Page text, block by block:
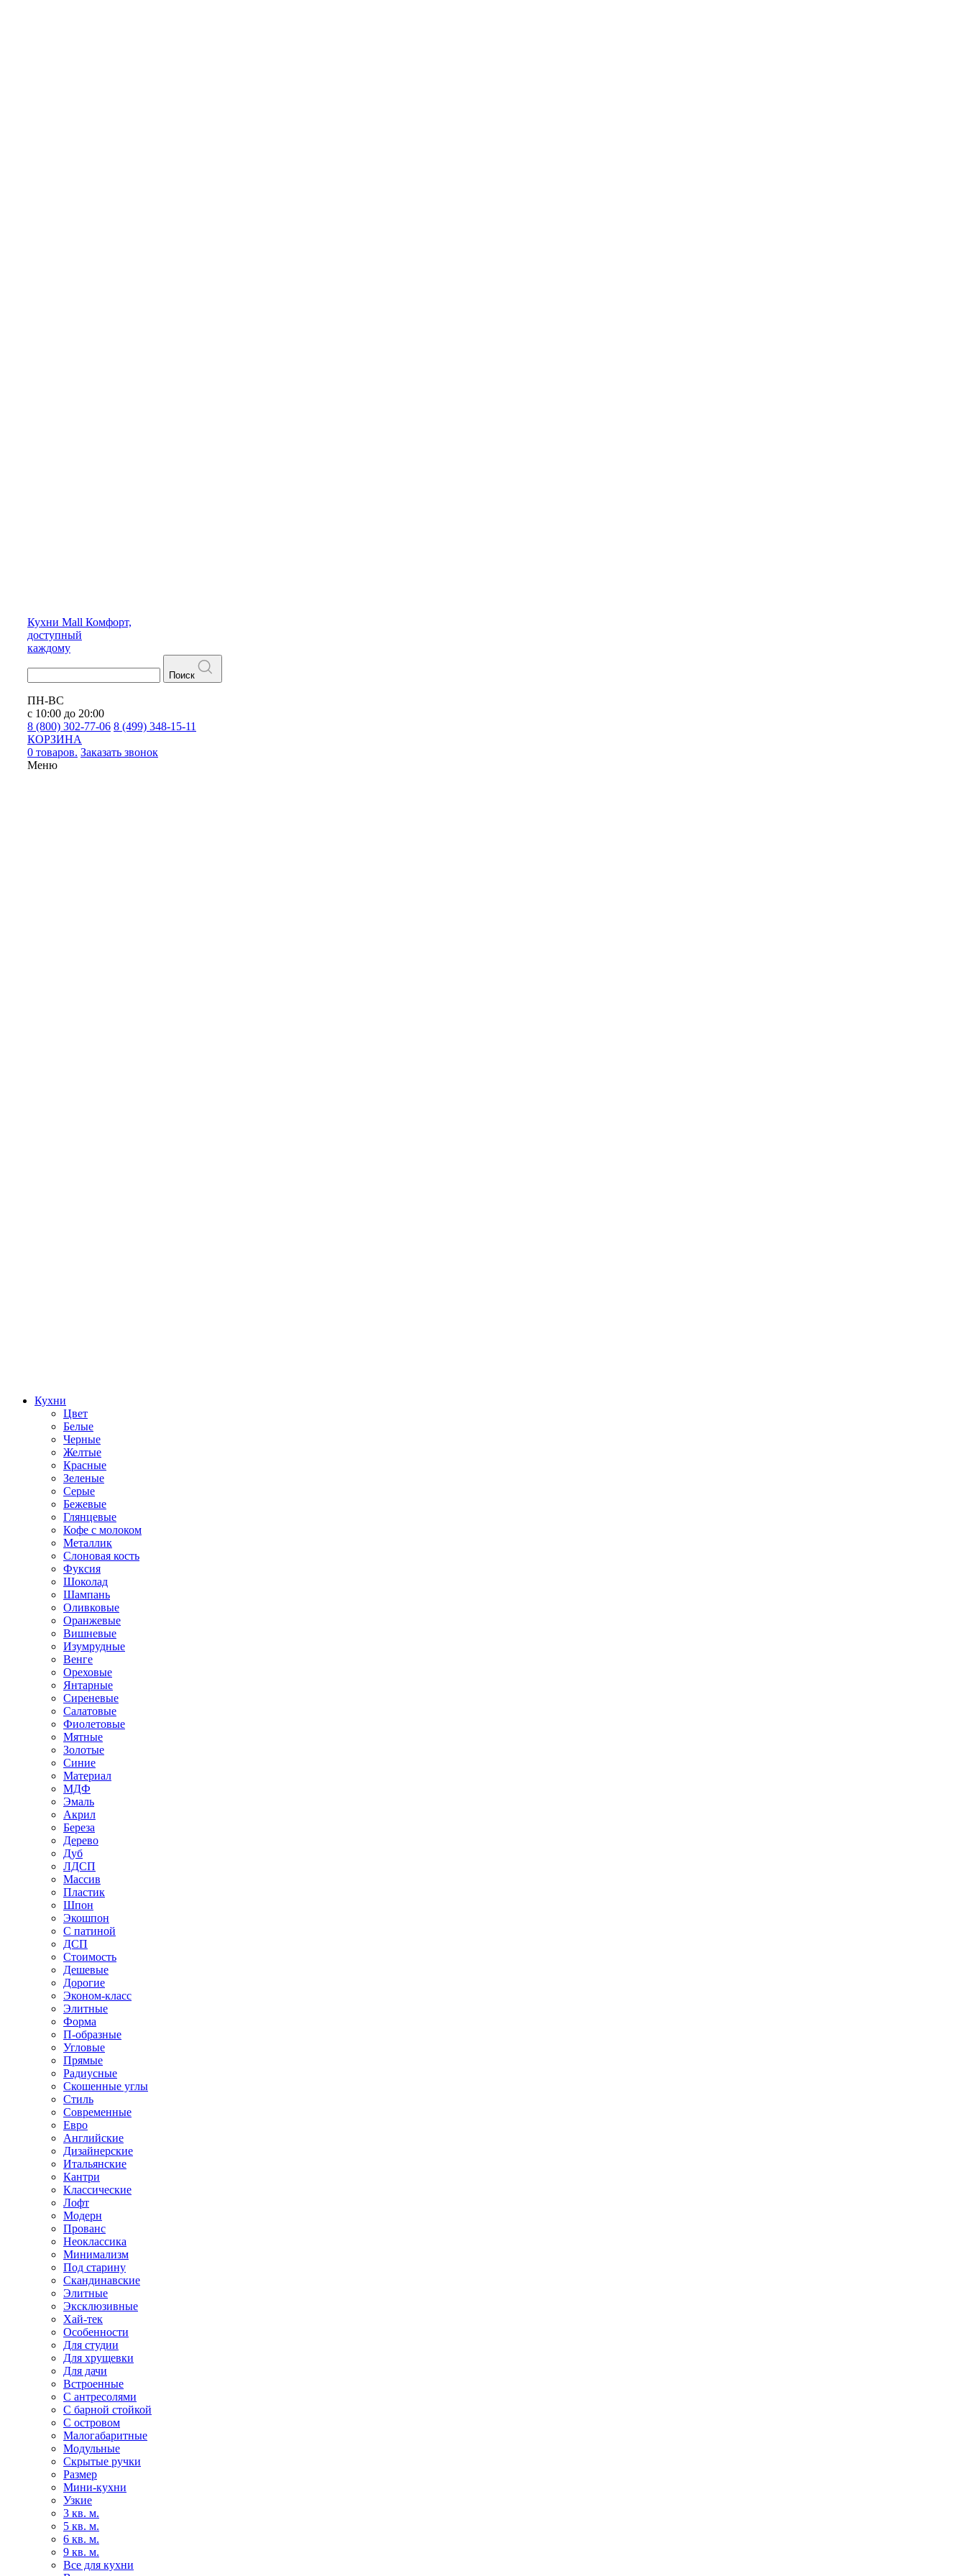
Кухни Mall Комфорт,
доступный
каждому
Поиск
ПН-ВС
с 10:00 до 20:00
8 (800) 302-77-06 8 (499) 348-15-11
КОРЗИНА
0 товаров. Заказать звонок
Меню
Кухни
Цвет
Белые
Черные
Желтые
Красные
Зеленые
Серые
Бежевые
Глянцевые
Кофе с молоком
Металлик
Слоновая кость
Фуксия
Шоколад
Шампань
Оливковые
Оранжевые
Вишневые
Изумрудные
Венге
Ореховые
Янтарные
Сиреневые
Салатовые
Фиолетовые
Мятные
Золотые
Синие
Материал
МДФ
Эмаль
Акрил
Береза
Дерево
Дуб
ЛДСП
Массив
Пластик
Шпон
Экошпон
С патиной
ДСП
Стоимость
Дешевые
Дорогие
Эконом-класс
Элитные
Форма
П-образные
Угловые
Прямые
Радиусные
Скошенные углы
Стиль
Современные
Евро
Английские
Дизайнерские
Итальянские
Кантри
Классические
Лофт
Модерн
Прованс
Неоклассика
Минимализм
Под старину
Скандинавские
Элитные
Эксклюзивные
Хай-тек
Особенности
Для студии
Для хрущевки
Для дачи
Встроенные
С антресолями
С барной стойкой
С островом
Малогабаритные
Модульные
Скрытые ручки
Размер
Мини-кухни
Узкие
3 кв. м.
5 кв. м.
6 кв. м.
9 кв. м.
Все для кухни